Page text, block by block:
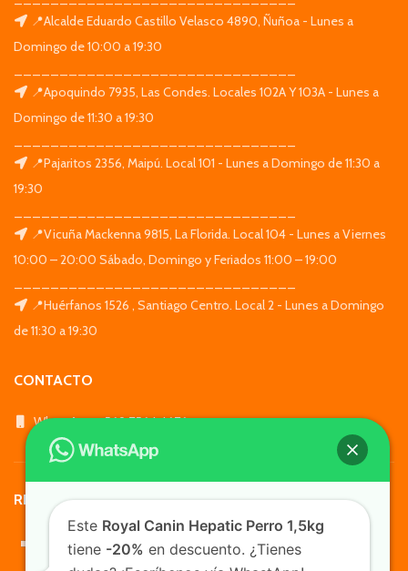
📍Alcalde Eduardo Castillo Velasco 4890, Ñuñoa - Lunes a
Domingo de 10:00 a 19:30
📍Apoquindo 7935, Las Condes. Locales 102A Y 103A - Lunes a
Domingo de 11:30 a 19:30
📍Pajaritos 2356, Maipú. Local 101 - Lunes a Domingo de 11:30 a
19:30
📍Vicuña Mackenna 9815, La Florida. Local 104 - Lunes a Viernes
10:00 – 20:00 Sábado, Domingo y Feriados 11:00 – 19:00
📍Huérfanos 1526 , Santiago Centro. Local 2 - Lunes a Domingo
de 11:30 a 19:30
CONTACTO
WhatsApp: +569 7564 4676
REDES SOCIALES
Este Royal Canin Hepatic Perro 1,5kg
tiene -20% en descuento. ¿Tienes